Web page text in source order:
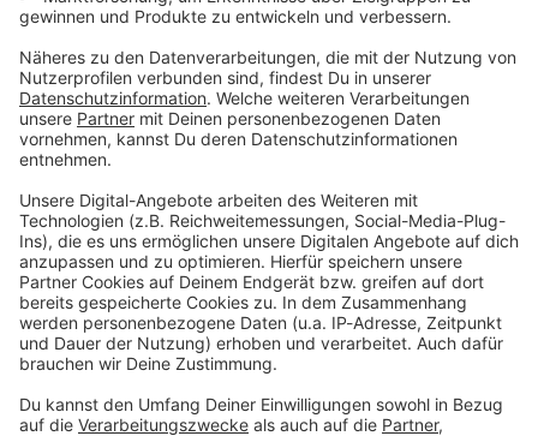
Zum Newsletter anmelden
Du möchtest uns etwas sagen?
Studio Hotline
Kontaktformular